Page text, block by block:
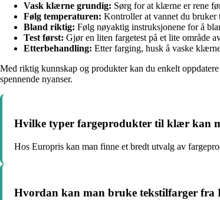
Vask klærne grundig: Sørg for at klærne er rene
Følg temperaturen: Kontroller at vannet du
Bland riktig: Følg nøyaktig instruksjonene for å
Test først: Gjør en liten fargetest på et lite område
Etterbehandling: Etter farging, husk å vaske
Med riktig kunnskap og produkter kan du enkelt
spennende nyanser.
Hvilke typer fargeprodukter til klær kan
Hos Europris kan man finne et bredt utvalg av
Hvordan kan man bruke tekstilfarger